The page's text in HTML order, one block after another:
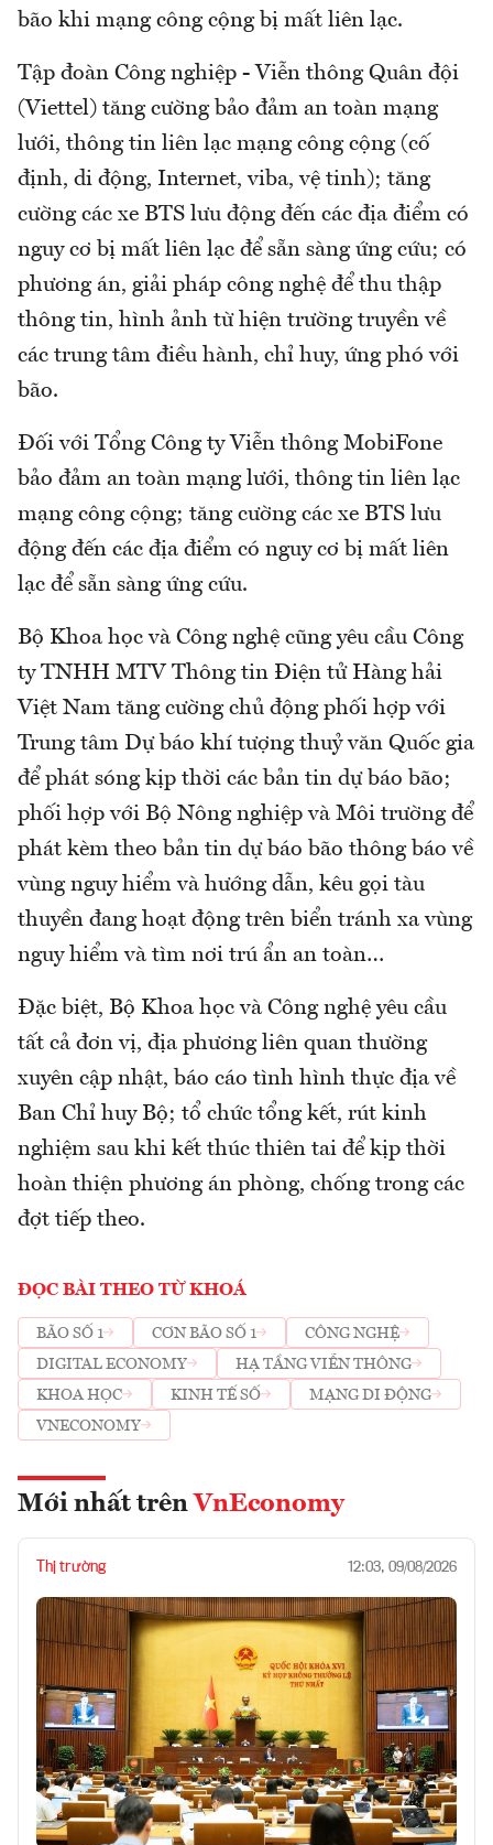
bão khi mạng công cộng bị mất liên lạc.
Tập đoàn Công nghiệp - Viễn thông Quân đội
(Viettel) tăng cường bảo đảm an toàn mạng
lưới, thông tin liên lạc mạng công cộng (cố
định, di động, Internet, viba, vệ tinh); tăng
cường các xe BTS lưu động đến các địa điểm có
nguy cơ bị mất liên lạc để sẵn sàng ứng cứu; có
phương án, giải pháp công nghệ để thu thập
thông tin, hình ảnh từ hiện trường truyền về
các trung tâm điều hành, chỉ huy, ứng phó với
bão.
Đối với Tổng Công ty Viễn thông MobiFone
bảo đảm an toàn mạng lưới, thông tin liên lạc
mạng công cộng; tăng cường các xe BTS lưu
động đến các địa điểm có nguy cơ bị mất liên
lạc để sẵn sàng ứng cứu.
Bộ Khoa học và Công nghệ cũng yêu cầu Công
ty TNHH MTV Thông tin Điện tử Hàng hải
Việt Nam tăng cường chủ động phối hợp với
Trung tâm Dự báo khí tượng thuỷ văn Quốc gia
để phát sóng kịp thời các bản tin dự báo bão;
phối hợp với Bộ Nông nghiệp và Môi trường để
phát kèm theo bản tin dự báo bão thông báo về
vùng nguy hiểm và hướng dẫn, kêu gọi tàu
thuyền đang hoạt động trên biển tránh xa vùng
nguy hiểm và tìm nơi trú ẩn an toàn…
Đặc biệt, Bộ Khoa học và Công nghệ yêu cầu
tất cả đơn vị, địa phương liên quan thường
xuyên cập nhật, báo cáo tình hình thực địa về
Ban Chỉ huy Bộ; tổ chức tổng kết, rút kinh
nghiệm sau khi kết thúc thiên tai để kịp thời
hoàn thiện phương án phòng, chống trong các
đợt tiếp theo.
ĐỌC BÀI THEO TỪ KHOÁ
BÃO SỐ 1 CƠN BÃO SỐ 1
CÔNG NGHỆ
DIGITAL ECONOMY
HẠ TẦNG VIỄN THÔNG
KHOA HỌC
KINH TẾ SỐ
MẠNG DI ĐỘNG
VNECONOMY
Mới nhất trên VnEconomy
Thị trường 12:03, 09/08/2026